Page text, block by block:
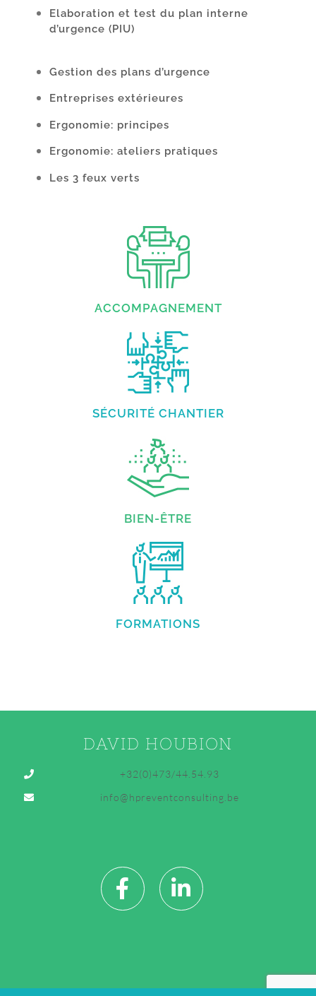
Elaboration et test du plan interne
d’urgence (PIU)
Gestion des plans d’urgence
Entreprises extérieures
Ergonomie: principes
Ergonomie: ateliers pratiques
Les 3 feux verts
ACCOMPAGNEMENT
SÉCURITÉ CHANTIER
BIEN-ÊTRE
FORMATIONS
DAVID HOUBION
+32(0)473/44.54.93
info@hpreventconsulting.be